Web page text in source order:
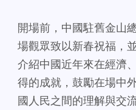
開場前，中國駐舊金山
場觀眾致以新春祝福，
介紹中國近年來在經濟
得的成就，鼓勵在場中
國人民之間的理解與交